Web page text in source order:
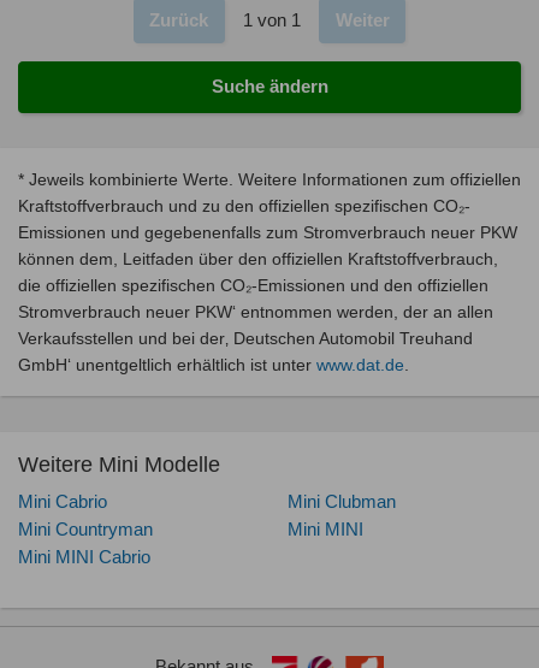
Weitere Mini Modelle
Mini Cabrio
Mini Clubman
Mini Countryman
Mini MINI
Mini MINI Cabrio
Zurück 1 von 1 Weiter
Suche ändern
* Jeweils kombinierte Werte. Weitere Informationen zum offiziellen
Kraftstoffverbrauch und zu den offiziellen spezifischen CO₂-
Emissionen und gegebenenfalls zum Stromverbrauch neuer PKW
können dem, Leitfaden über den offiziellen Kraftstoffverbrauch,
die offiziellen spezifischen CO₂-Emissionen und den offiziellen
Stromverbrauch neuer PKW‘ entnommen werden, der an allen
Verkaufsstellen und bei der‚ Deutschen Automobil Treuhand
GmbH‘ unentgeltlich erhältlich ist unter www.dat.de.